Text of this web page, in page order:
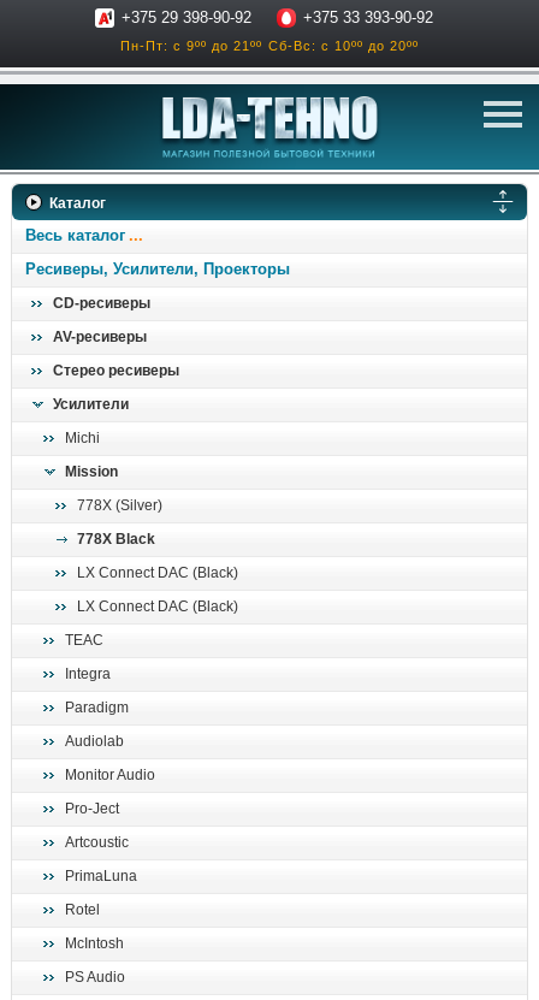
+375 29 398-90-92 +375 33 393-90-92
Пн-Пт: с 9ºº до 21ºº Сб-Вс: с 10ºº до 20ºº
телевизоры
звук и акустика
Каталог
Весь каталог
Ресиверы, Усилители, Проекторы
CD-ресиверы
AV-ресиверы
Стерео ресиверы
Усилители
Michi
Mission
778X (Silver)
778X Black
LX Connect DAC (Black)
LX Connect DAC (Black)
TEAC
Integra
Paradigm
Audiolab
Monitor Audio
Pro-Ject
Artcoustic
PrimaLuna
Rotel
McIntosh
PS Audio